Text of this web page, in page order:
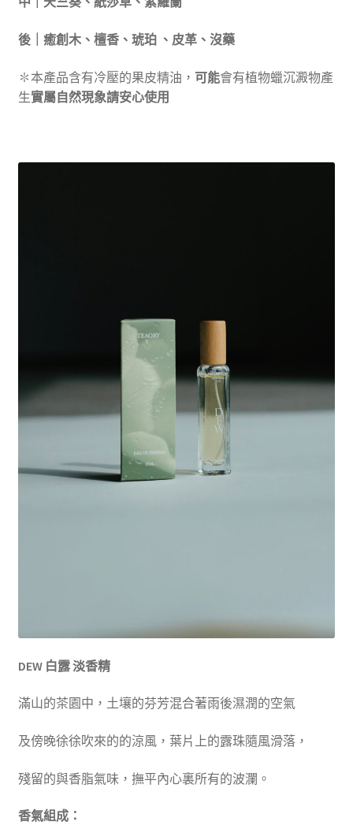
後｜癒創木、檀香、琥珀 、皮革、沒藥
✽本產品含有冷壓的果皮精油， 可能會有植物蠟沉澱物產
生實屬自然現象請安心使用
DEW 白露 淡香精
滿山的茶園中，土壤的芬芳混合著雨後濕潤的空氣
及傍晚徐徐吹來的的涼風，葉片上的露珠隨風滑落，
殘留的與香脂氣味，撫平內心裏所有的波瀾。
香氣組成：